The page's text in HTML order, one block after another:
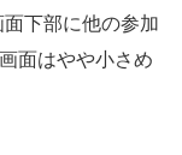
面下部に他の参加
面はやや小さめ